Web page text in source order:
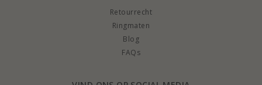
Retourrecht
Ringmaten
Blog
FAQs